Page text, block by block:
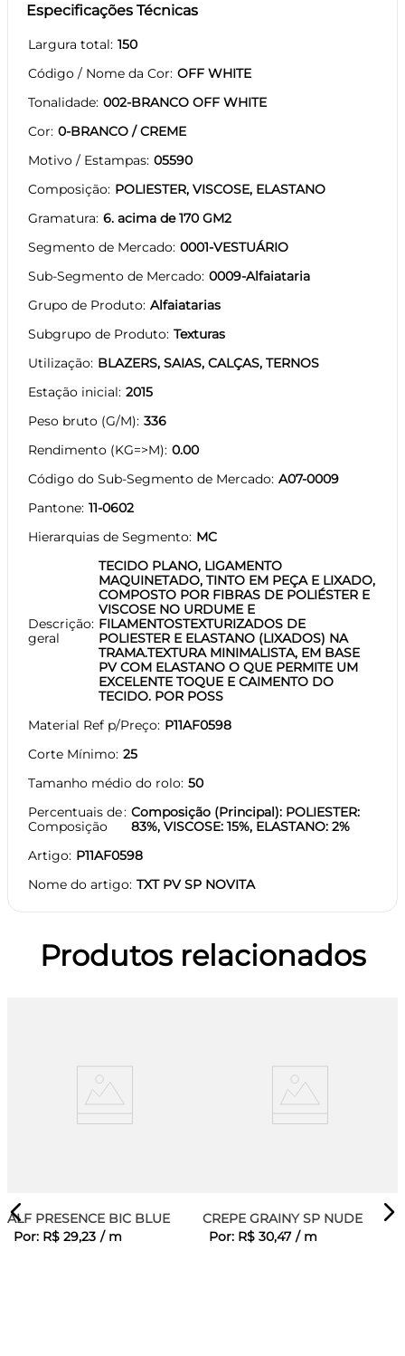
Especificações Técnicas
Largura total 150
Código / Nome da Cor OFF WHITE
Tonalidade 002-BRANCO OFF WHITE
Cor 0-BRANCO / CREME
Motivo / Estampas 05590
Composição POLIESTER, VISCOSE, ELASTANO
Gramatura 6. acima de 170 GM2
Segmento de Mercado 0001-VESTUÁRIO
Sub-Segmento de Mercado 0009-Alfaiataria
Grupo de Produto Alfaiatarias
Subgrupo de Produto Texturas
Utilização BLAZERS, SAIAS, CALÇAS, TERNOS
Estação inicial 2015
Peso bruto (G/M) 336
Rendimento (KG=>M) 0.00
Código do Sub-Segmento de Mercado A07-0009
Pantone 11-0602
Hierarquias de Segmento MC
Descrição
geral
TECIDO PLANO, LIGAMENTO
MAQUINETADO, TINTO EM PEÇA E LIXADO,
COMPOSTO POR FIBRAS DE POLIÉSTER E
VISCOSE NO URDUME E
FILAMENTOSTEXTURIZADOS DE
POLIESTER E ELASTANO (LIXADOS) NA
TRAMA.TEXTURA MINIMALISTA, EM BASE
PV COM ELASTANO O QUE PERMITE UM
EXCELENTE TOQUE E CAIMENTO DO
TECIDO. POR POSS
Material Ref p/Preço P11AF0598
Corte Mínimo 25
Tamanho médio do rolo 50
Percentuais de
Composição
Composição (Principal): POLIESTER:
83%, VISCOSE: 15%, ELASTANO: 2%
Artigo P11AF0598
Nome do artigo TXT PV SP NOVITA
Produtos relacionados
ALF PRESENCE BIC BLUE
Por: R$ 29,23 / m
CREPE GRAINY SP NUDE
Por: R$ 30,47 / m